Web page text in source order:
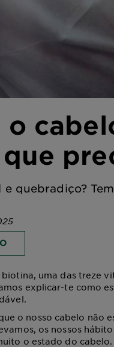
quebradiço?
uma das treze
explicar-te como
o nosso cabelo não
os nossos
o estado do